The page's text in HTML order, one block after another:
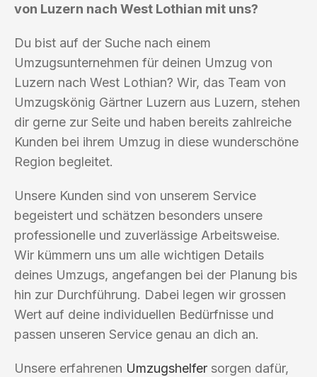
von Luzern nach West Lothian mit uns?
Du bist auf der Suche nach einem
Umzugsunternehmen für deinen Umzug von
Luzern nach West Lothian? Wir, das Team von
Umzugskönig Gärtner Luzern aus Luzern, stehen
dir gerne zur Seite und haben bereits zahlreiche
Kunden bei ihrem Umzug in diese wunderschöne
Region begleitet.
Unsere Kunden sind von unserem Service
begeistert und schätzen besonders unsere
professionelle und zuverlässige Arbeitsweise.
Wir kümmern uns um alle wichtigen Details
deines Umzugs, angefangen bei der Planung bis
hin zur Durchführung. Dabei legen wir grossen
Wert auf deine individuellen Bedürfnisse und
passen unseren Service genau an dich an.
Unsere erfahrenen Umzugshelfer sorgen dafür,